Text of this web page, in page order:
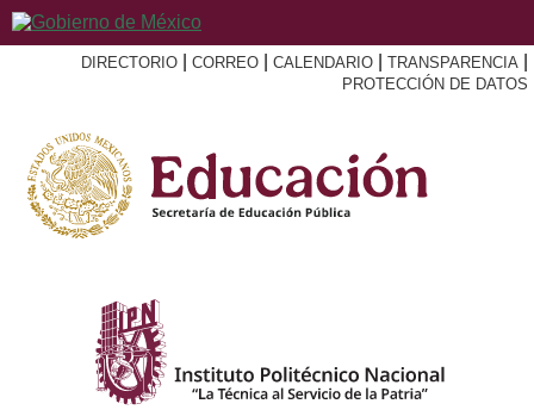
DIRECTORIO CORREO CALENDARIO TRANSPARENCIA
PROTECCIÓN DE DATOS